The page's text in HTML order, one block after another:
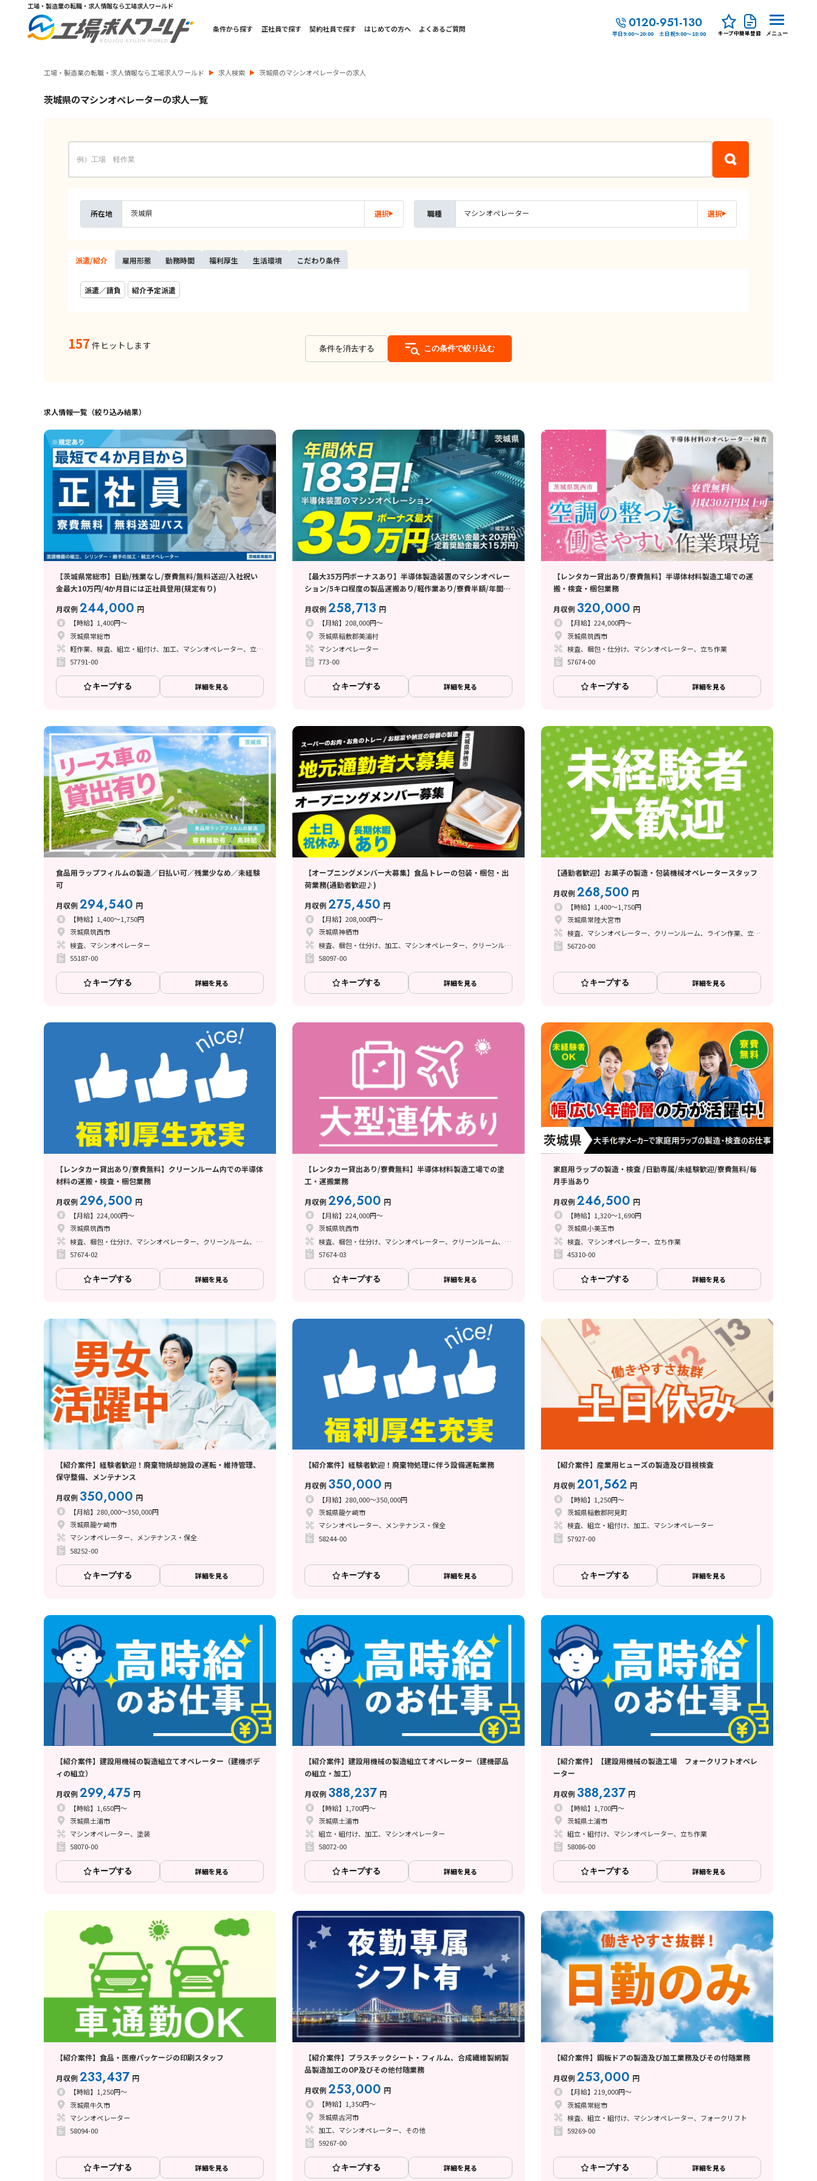
工場・製造業の転職・求人情報なら工場求人ワールド
条件から探す 正社員で探す 契約社員で探す はじめての方へ よくあるご質問 0120-951-130
平日9:00～20:00 土日祝9:00～18:00 キープ中簡単登録 メニュー
工場・製造業の転職・求人情報なら工場求人ワールド 求人検索 茨城県のマシンオペレーターの求人
茨城県のマシンオペレーターの求人一覧
所在地 茨城県 選択 職種 マシンオペレーター 選択
派遣/紹介 雇用形態 勤務時間 福利厚生 生活環境 こだわり条件
派遣／請負 紹介予定派遣
157 件ヒットします 条件を消去する この条件で絞り込む
求人情報一覧（絞り込み結果）
【茨城県常総市】日勤/残業なし/寮費無料/無料送迎/入社祝い
金最大10万円/4か月目には正社員登用(規定有り)
月収例244,000 円
【時給】1,400円～
茨城県常総市
軽作業、検査、組立・組付け、加工、マシンオペレーター、立ち作業、バリ取り
57791-00
キープする 詳細を見る
【最大35万円ボーナスあり】半導体製造装置のマシンオペレー
ション/5キロ程度の製品運搬あり/軽作業あり/寮費半額/年間休
月収例258,713 円
【月給】208,000円～
茨城県稲敷郡美浦村
マシンオペレーター
773-00
キープする 詳細を見る
【レンタカー貸出あり/寮費無料】半導体材料製造工場での運
搬・検査・梱包業務
月収例 320,000 円
【月給】224,000円～
茨城県筑西市
検査、梱包・仕分け、マシンオペレーター、立ち作業
57674-00
キープする 詳細を見る
食品用ラップフィルムの製造／日払い可／残業少なめ／未経験
可
月収例294,540 円
【時給】1,400～1,750円
茨城県筑西市
検査、マシンオペレーター
55187-00
キープする 詳細を見る
【オープニングメンバー大募集】食品トレーの包装・梱包・出
荷業務(通勤者歓迎♪)
月収例275,450 円
【月給】208,000円～
茨城県神栖市
検査、梱包・仕分け、加工、マシンオペレーター、クリーンルーム、立ち作業
58097-00
キープする 詳細を見る
【通勤者歓迎】お菓子の製造・包装機械オペレータースタッフ
月収例268,500 円
【時給】1,400～1,750円
茨城県常陸大宮市
検査、マシンオペレーター、クリーンルーム、ライン作業、立ち作業
56720-00
キープする 詳細を見る
【レンタカー貸出あり/寮費無料】クリーンルーム内での半導体
材料の運搬・検査・梱包業務
月収例296,500 円
【月給】224,000円～
茨城県筑西市
検査、梱包・仕分け、マシンオペレーター、クリーンルーム、座り作業、立ち作業
57674-02
キープする 詳細を見る
【レンタカー貸出あり/寮費無料】半導体材料製造工場での塗
工・運搬業務
月収例296,500 円
【月給】224,000円～
茨城県筑西市
検査、梱包・仕分け、マシンオペレーター、クリーンルーム、清掃・洗浄、フォークリフト、玉掛け・クレーン、立ち作業、塗装
57674-03
キープする 詳細を見る
家庭用ラップの製造・検査 /日勤専属/未経験歓迎/寮費無料/毎
月手当あり
月収例246,500 円
【時給】1,320～1,690円
茨城県小美玉市
検査、マシンオペレーター、立ち作業
45310-00
キープする 詳細を見る
【紹介案件】経験者歓迎！廃棄物焼却施設の運転・維持管理、
保守整備、メンテナンス
月収例 350,000 円
【月給】280,000～350,000円
茨城県龍ケ崎市
マシンオペレーター、メンテナンス・保全
58252-00
キープする 詳細を見る
【紹介案件】経験者歓迎！廃棄物処理に伴う設備運転業務
月収例 350,000 円
【月給】280,000～350,000円
茨城県龍ケ崎市
マシンオペレーター、メンテナンス・保全
58244-00
キープする 詳細を見る
【紹介案件】産業用ヒューズの製造及び目視検査
月収例201,562 円
【時給】1,250円～
茨城県稲敷郡阿見町
検査、組立・組付け、加工、マシンオペレーター
57927-00
キープする 詳細を見る
【紹介案件】建設用機械の製造組立てオペレーター（建機ボデ
ィの組立）
月収例299,475 円
【時給】1,650円～
茨城県土浦市
マシンオペレーター、塗装
58070-00
キープする 詳細を見る
【紹介案件】建設用機械の製造組立てオペレーター（建機部品
の組立・加工）
月収例 388,237 円
【時給】1,700円～
茨城県土浦市
組立・組付け、加工、マシンオペレーター
58072-00
キープする 詳細を見る
【紹介案件】【建設用機械の製造工場 フォークリフトオペレ
ーター
月収例 388,237 円
【時給】1,700円～
茨城県土浦市
組立・組付け、マシンオペレーター、立ち作業
58086-00
キープする 詳細を見る
【紹介案件】食品・医療パッケージの印刷スタッフ
月収例233,437 円
【時給】1,250円～
茨城県牛久市
マシンオペレーター
58094-00
キープする 詳細を見る
【紹介案件】プラスチックシート・フィルム、合成繊維製網製
品製造加工のOP及びその他付随業務
月収例253,000 円
【時給】1,350円～
茨城県古河市
加工、マシンオペレーター、その他
59267-00
キープする 詳細を見る
【紹介案件】鋼板ドアの製造及び加工業務及びその付随業務
月収例253,000 円
【月給】219,000円～
茨城県常総市
検査、組立・組付け、マシンオペレーター、フォークリフト
59269-00
キープする 詳細を見る